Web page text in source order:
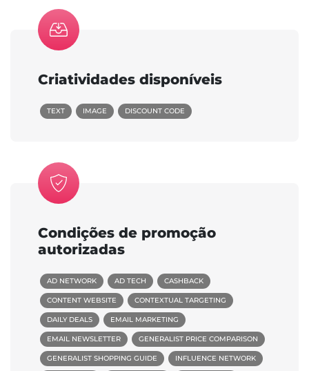
Criatividades disponíveis
TEXT IMAGE DISCOUNT CODE
Condições de promoção
autorizadas
AD NETWORK AD TECH CASHBACK
CONTENT WEBSITE CONTEXTUAL TARGETING
DAILY DEALS EMAIL MARKETING
EMAIL NEWSLETTER GENERALIST PRICE COMPARISON
GENERALIST SHOPPING GUIDE INFLUENCE NETWORK